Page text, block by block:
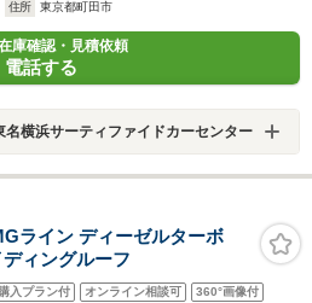
住所 東京都町田市
庫確認・見積依頼
電話する
名横浜サーティファイドカーセンター
ライン ディーゼルターボ
ィングルーフ
購入プラン付 オンライン相談可 360°画像付